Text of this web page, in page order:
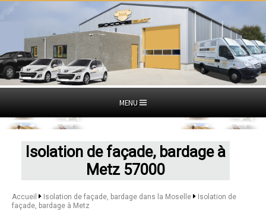
MENU
Isolation de façade, bardage à
Metz 57000
Accueil Isolation de façade, bardage dans la Moselle
Isolation de
façade, bardage à Metz